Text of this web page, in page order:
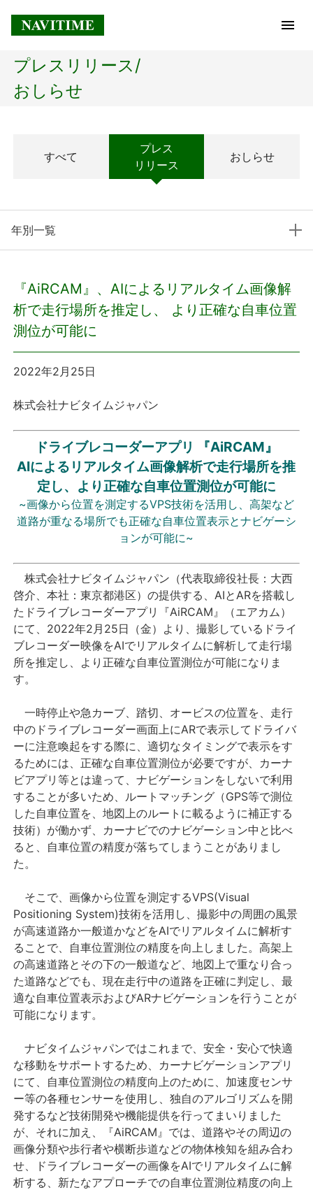
トップページ
経営理念
プレスリリース
おしらせ
個人向けサービス
法人向けサービス
採用情報
English
プレスリリース/
おしらせ
すべて
プレス
リリース
おしらせ
年別一覧
『AiRCAM』、AIによるリアルタイム画像解
析で走行場所を推定し、 より正確な自車位置
測位が可能に
2022年2月25日
株式会社ナビタイムジャパン
ドライブレコーダーアプリ 『AiRCAM』
AIによるリアルタイム画像解析で走行場所を推
定し、より正確な自車位置測位が可能に
~画像から位置を測定するVPS技術を活用し、高架など
道路が重なる場所でも正確な自車位置表示とナビゲーシ
ョンが可能に~
株式会社ナビタイムジャパン（代表取締役社長：大西
啓介、本社：東京都港区）の提供する、AIとARを搭載し
たドライブレコーダーアプリ『AiRCAM』（エアカム）
にて、2022年2月25日（金）より、撮影しているドライ
ブレコーダー映像をAIでリアルタイムに解析して走行場
所を推定し、より正確な自車位置測位が可能になりま
す。
一時停止や急カーブ、踏切、オービスの位置を、走行
中のドライブレコーダー画面上にARで表示してドライバ
ーに注意喚起をする際に、適切なタイミングで表示をす
るためには、正確な自車位置測位が必要ですが、カーナ
ビアプリ等とは違って、ナビゲーションをしないで利用
することが多いため、ルートマッチング（GPS等で測位
した自車位置を、地図上のルートに載るように補正する
技術）が働かず、カーナビでのナビゲーション中と比べ
ると、自車位置の精度が落ちてしまうことがありまし
た。
そこで、画像から位置を測定するVPS(Visual
Positioning System)技術を活用し、撮影中の周囲の風景
が高速道路か一般道かなどをAIでリアルタイムに解析す
ることで、自車位置測位の精度を向上しました。高架上
の高速道路とその下の一般道など、地図上で重なり合っ
た道路などでも、現在走行中の道路を正確に判定し、最
適な自車位置表示およびARナビゲーションを行うことが
可能になります。
ナビタイムジャパンではこれまで、安全・安心で快適
な移動をサポートするため、カーナビゲーションアプリ
にて、自車位置測位の精度向上のために、加速度センサ
ー等の各種センサーを使用し、独自のアルゴリズムを開
発するなど技術開発や機能提供を行ってまいりました
が、それに加え、『AiRCAM』では、道路やその周辺の
画像分類や歩行者や横断歩道などの物体検知を組み合わ
せ、ドライブレコーダーの画像をAIでリアルタイムに解
析する、新たなアプローチでの自車位置測位精度の向上